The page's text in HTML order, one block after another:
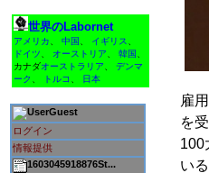
世界のLabornet
アメリカ 中国 イギリス
ドイツ
オーストリア 韓国
カナダオーストラリア
デンマ
ーク
トルコ 日本
Guest
ログイン
情報提供
1603045918876St...
雇
を
100
いる